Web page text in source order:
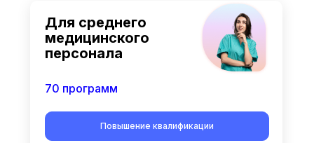
Для среднего
медицинского
персонала
70 программ
Повышение квалификации